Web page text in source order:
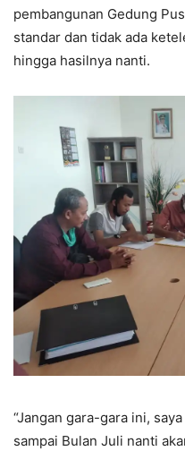
pembangunan Gedung
standar dan tidak ada
hingga hasilnya nanti.
“Jangan gara-gara ini,
sampai Bulan Juli nanti